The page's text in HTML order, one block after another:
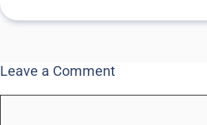
Leave a Comment